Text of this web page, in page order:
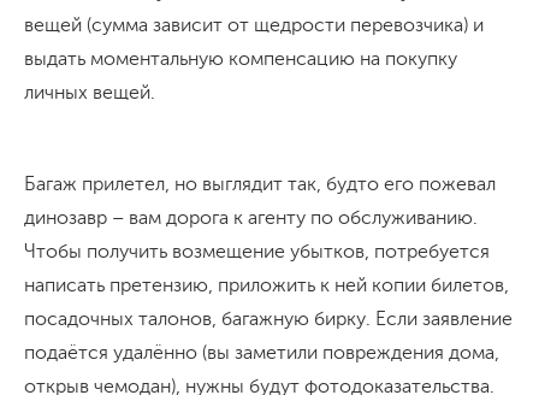
вещей (сумма зависит от щедрости перевозчика) и
выдать моментальную компенсацию на покупку
личных вещей.
Багаж прилетел, но выглядит так, будто его пожевал
динозавр – вам дорога к агенту по обслуживанию.
Чтобы получить возмещение убытков, потребуется
написать претензию, приложить к ней копии билетов,
посадочных талонов, багажную бирку. Если заявление
подаётся удалённо (вы заметили повреждения дома,
открыв чемодан), нужны будут фотодоказательства.